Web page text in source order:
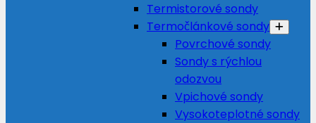
Termistorové sondy
Termočlánkové sondy
Povrchové sondy
Sondy s rýchlou
odozvou
Vpichové sondy
Vysokoteplotné sondy